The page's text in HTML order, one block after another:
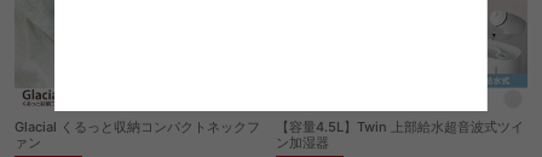
Glacial くるっと収納コンパクトネックフ
ァン
【容量4.5L】Twin 上部給水超音波式ツイ
ン加湿器